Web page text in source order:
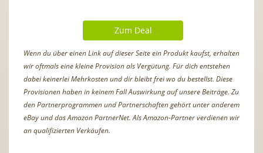
Zum Deal
Wenn du über einen Link auf dieser Seite ein Produkt kaufst, erhalten
wir oftmals eine kleine Provision als Vergütung. Für dich entstehen
dabei keinerlei Mehrkosten und dir bleibt frei wo du bestellst. Diese
Provisionen haben in keinem Fall Auswirkung auf unsere Beiträge. Zu
den Partnerprogrammen und Partnerschaften gehört unter anderem
eBay und das Amazon PartnerNet. Als Amazon-Partner verdienen wir
an qualifizierten Verkäufen.